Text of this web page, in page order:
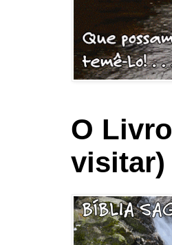
O
visitar)